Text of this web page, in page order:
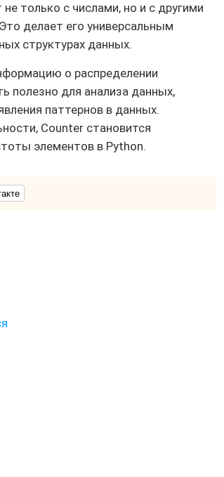
только с числами, но и с другими
делает его универсальным
структурах данных.
о распределении
полезно для анализа данных,
паттернов в данных.
Counter становится
элементов в Python.